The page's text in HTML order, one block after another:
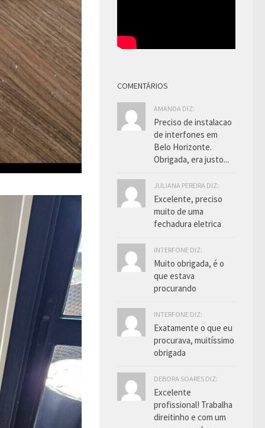
COMENTÁRIOS
AMANDA DIZ:
Preciso de instalacao
de interfones em
Belo Horizonte.
Obrigada, era justo...
JULIANA PEREIRA DIZ:
Excelente, preciso
muito de uma
fechadura eletrica
INTERFONE DIZ:
Muito obrigada, é o
que estava
procurando
INTERFONE DIZ:
Exatamente o que eu
procurava, muitíssimo
obrigada
DEBORA SOARES DIZ:
Excelente
profissional! Trabalha
direitinho e com um